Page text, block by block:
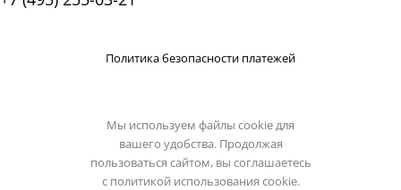
Политика безопасности платежей
Мы используем файлы cookie для
вашего удобства. Продолжая
пользоваться сайтом, вы соглашаетесь
с политикой использования cookie.